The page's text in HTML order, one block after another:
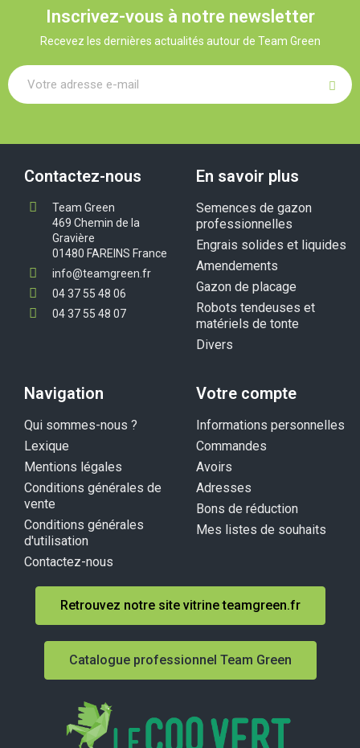
Inscrivez-vous à notre newsletter
Recevez les dernières actualités autour de Team Green
Contactez-nous
Team Green
469 Chemin de la
Gravière
01480 FAREINS France
info@teamgreen.fr
04 37 55 48 06
04 37 55 48 07
En savoir plus
Semences de gazon
professionnelles
Engrais solides et liquides
Amendements
Gazon de placage
Robots tendeuses et
matériels de tonte
Divers
Navigation
Qui sommes-nous ?
Lexique
Mentions légales
Conditions générales de
vente
Conditions générales
d'utilisation
Contactez-nous
Votre compte
Informations personnelles
Commandes
Avoirs
Adresses
Bons de réduction
Mes listes de souhaits
Retrouvez notre site vitrine teamgreen.fr
Catalogue professionnel Team Green